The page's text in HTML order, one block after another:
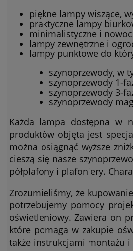
piękne lampy wiszące,
praktyczne lampy
minimalistyczne i
lampy zewnętrzne i
lampy punktowe do
szynoprzewody, w
szynoprzewody 1-
szynoprzewody 3-
szynoprzewody
Każda lampa dostępna w
produktów objęta jest
można osiągnąć wyższe
cieszą się nasze
półplafony i plafoniery.
Zrozumieliśmy, że
potrzebujemy pomocy
oświetleniowy. Zawiera on
które pomaga w zakupie
także instrukcjami montażu